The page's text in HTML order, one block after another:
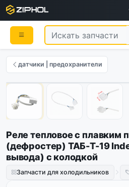
датчики | предохранители
Реле тепловое с плавким
(дефростер) ТАБ-Т-19
вывода) с колодкой
Запчасти для холодильников